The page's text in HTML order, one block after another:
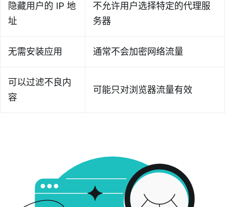
隐藏用户的 IP 地
址
不允许用户选择特定的代理服
务器
无需安装应用 通常不会加密网络流量
可以过滤不良内
容
可能只对浏览器流量有效